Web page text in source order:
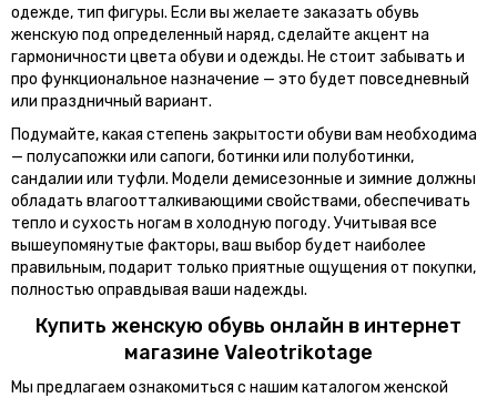
одежде, тип фигуры. Если вы желаете заказать обувь
женскую под определенный наряд, сделайте акцент на
гармоничности цвета обуви и одежды. Не стоит забывать и
про функциональное назначение — это будет повседневный
или праздничный вариант.
Подумайте, какая степень закрытости обуви вам необходима
— полусапожки или сапоги, ботинки или полуботинки,
сандалии или туфли. Модели демисезонные и зимние должны
обладать влагоотталкивающими свойствами, обеспечивать
тепло и сухость ногам в холодную погоду. Учитывая все
вышеупомянутые факторы, ваш выбор будет наиболее
правильным, подарит только приятные ощущения от покупки,
полностью оправдывая ваши надежды.
Купить женскую обувь онлайн в интернет
магазине Valeotrikotage
Мы предлагаем ознакомиться с нашим каталогом женской